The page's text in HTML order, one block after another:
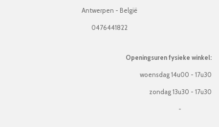
Antwerpen - België
0476441822
Openingsuren fysieke winkel:
woensdag 14u00 - 17u30
zondag 13u30 - 17u30
-